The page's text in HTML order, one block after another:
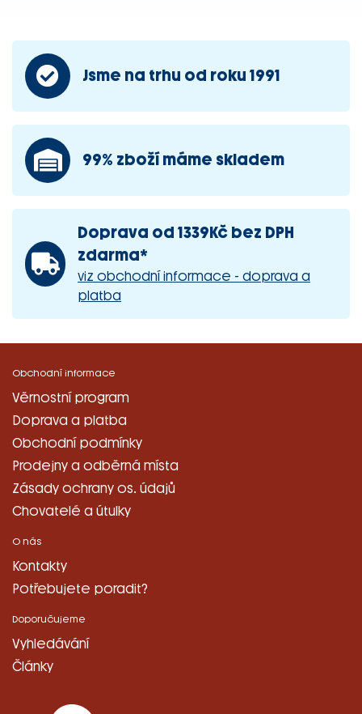
Jsme na trhu od roku 1991
99% zboží máme skladem
Doprava od 1339Kč bez DPH
zdarma*
viz obchodní informace - doprava a
platba
Obchodní informace
Věrnostní program
Doprava a platba
Obchodní podmínky
Prodejny a odběrná místa
Zásady ochrany os. údajů
Chovatelé a útulky
O nás
Kontakty
Potřebujete poradit?
Doporučujeme
Vyhledávání
Články